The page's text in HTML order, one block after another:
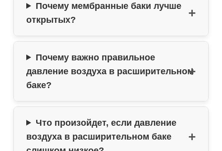
Почему мембранные баки лучше
открытых?
Почему важно правильное
давление воздуха в расширительном
баке?
Что произойдет, если давление
воздуха в расширительном баке